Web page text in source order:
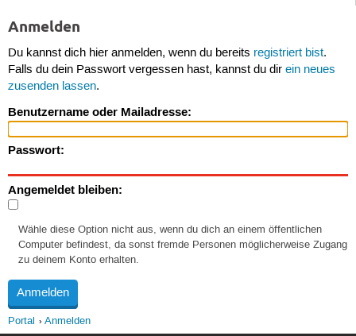
Anmelden
Du kannst dich hier anmelden, wenn du bereits registriert bist.
Falls du dein Passwort vergessen hast, kannst du dir ein neues
zusenden lassen.
Benutzername oder Mailadresse:
Passwort:
Angemeldet bleiben:
Wähle diese Option nicht aus, wenn du dich an einem öffentlichen
Computer befindest, da sonst fremde Personen möglicherweise Zugang
zu deinem Konto erhalten.
Portal Anmelden